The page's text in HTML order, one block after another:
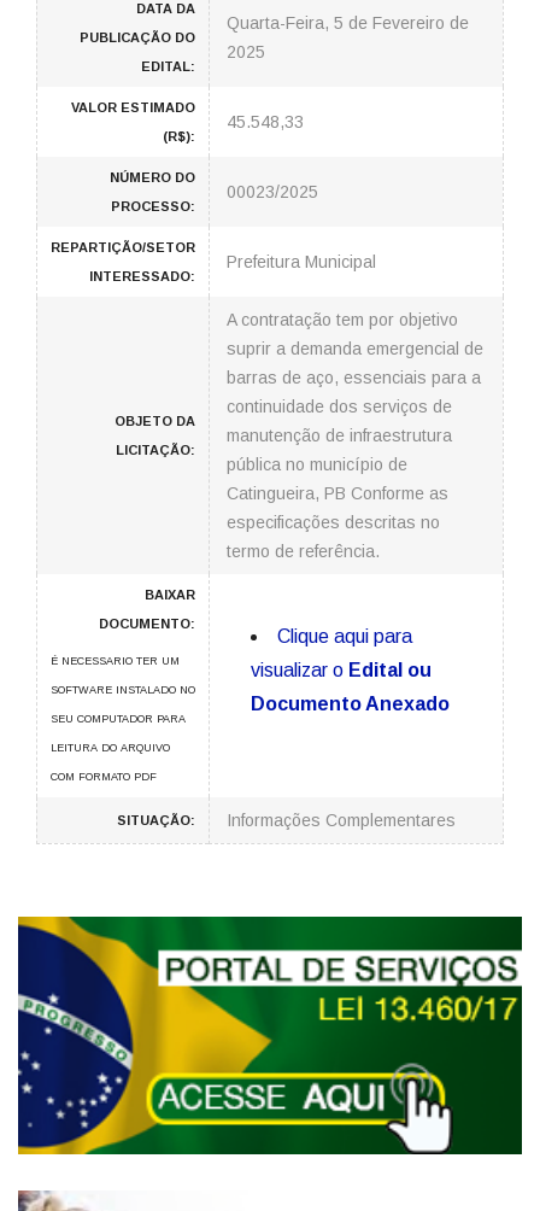
DATA DA
PUBLICAÇÃO DO
EDITAL:
Quarta-Feira, 5 de Fevereiro de
2025
VALOR ESTIMADO
(R$):
45.548,33
NÚMERO DO
PROCESSO:
00023/2025
REPARTIÇÃO/SETOR
INTERESSADO:
Prefeitura Municipal
OBJETO DA
LICITAÇÃO:
A contratação tem por objetivo
suprir a demanda emergencial de
barras de aço, essenciais para a
continuidade dos serviços de
manutenção de infraestrutura
pública no município de
Catingueira, PB Conforme as
especificações descritas no
termo de referência.
BAIXAR
DOCUMENTO:
É NECESSARIO TER UM
SOFTWARE INSTALADO NO
SEU COMPUTADOR PARA
LEITURA DO ARQUIVO
COM FORMATO PDF
Clique aqui para
visualizar o Edital ou
Documento Anexado
SITUAÇÃO: Informações Complementares